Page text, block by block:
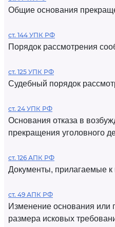
Общие основания
ст. 144 УПК РФ
Порядок рассмотрения
ст. 125 УПК РФ
Судебный порядок
ст. 24 УПК РФ
Основания отказа в
прекращения уголовного
ст. 126 АПК РФ
Документы, прилагаемые
ст. 49 АПК РФ
Изменение основания или
размера исковых